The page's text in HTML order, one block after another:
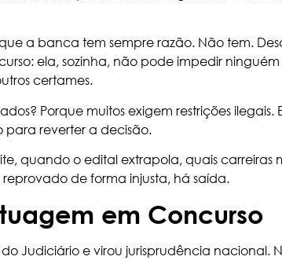
a banca tem sempre razão. Não tem.
ela, sozinha, não pode impedir
certames.
Porque muitos exigem restrições ilegais.
para reverter a decisão.
quando o edital extrapola, quais carreiras
de forma injusta, há saída.
em Concurso
Judiciário e virou jurisprudência nacional.